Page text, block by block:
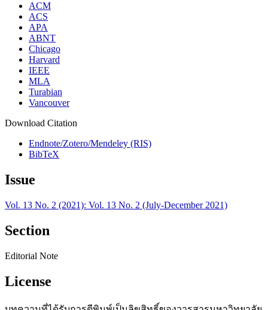
ACM
ACS
APA
ABNT
Chicago
Harvard
IEEE
MLA
Turabian
Vancouver
Download Citation
Endnote/Zotero/Mendeley (RIS)
BibTeX
Issue
Vol. 13 No. 2 (2021): Vol. 13 No. 2 (July-December 2021)
Section
Editorial Note
License